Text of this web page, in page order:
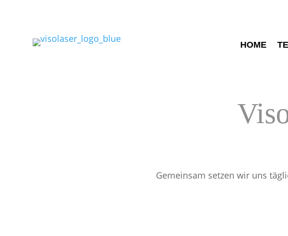
HOME
Gemeinsam setzen wir uns